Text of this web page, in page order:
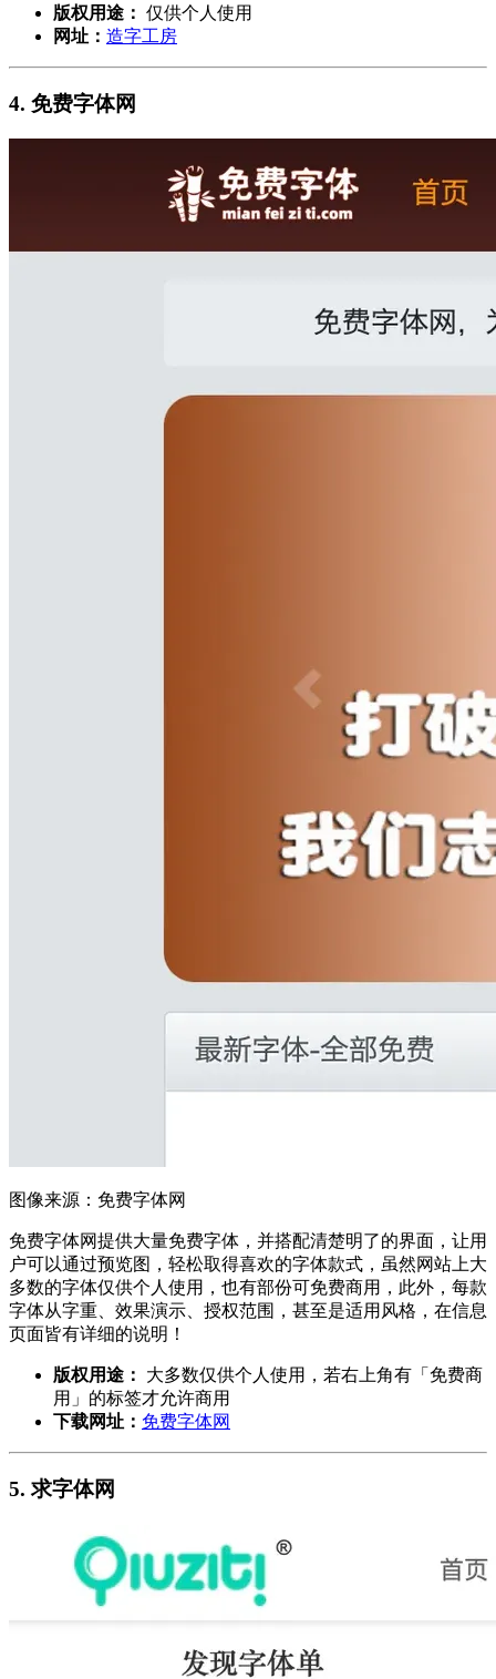
版权用途： 仅供个人使用
网址： 造字工房
4. 免费字体网
图像来源：免费字体网
免费字体网提供大量免费字体，并搭配清楚明了的界面，让用
户可以通过预览图，轻松取得喜欢的字体款式，虽然网站上大
多数的字体仅供个人使用，也有部份可免费商用，此外，每款
字体从字重、效果演示、授权范围，甚至是适用风格，在信息
页面皆有详细的说明！
版权用途：
大多数仅供个人使用，若右上角有「免费商
用」的标签才允许商用
下载网址： 免费字体网
5. 求字体网